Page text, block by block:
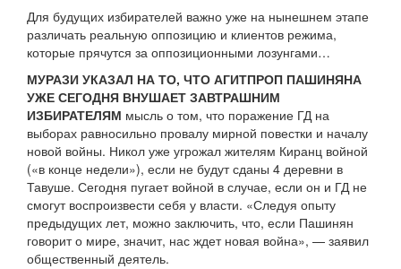
Для будущих избирателей важно уже на нынешнем этапе
различать реальную оппозицию и клиентов режима,
которые прячутся за оппозиционными лозунгами…
МУРАЗИ УКАЗАЛ НА ТО, ЧТО АГИТПРОП ПАШИНЯНА
УЖЕ СЕГОДНЯ ВНУШАЕТ ЗАВТРАШНИМ
ИЗБИРАТЕЛЯМ мысль о том, что поражение ГД на
выборах равносильно провалу мирной повестки и началу
новой войны. Никол уже угрожал жителям Киранц войной
(«в конце недели»), если не будут сданы 4 деревни в
Тавуше. Сегодня пугает войной в случае, если он и ГД не
смогут воспроизвести себя у власти. «Следуя опыту
предыдущих лет, можно заключить, что, если Пашинян
говорит о мире, значит, нас ждет новая война», — заявил
общественный деятель.